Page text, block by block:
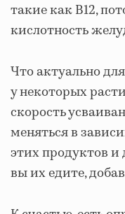
такие как B12,
кислотность
Что актуально
у некоторых
скорость
меняться в
этих продуктов и
вы их едите,